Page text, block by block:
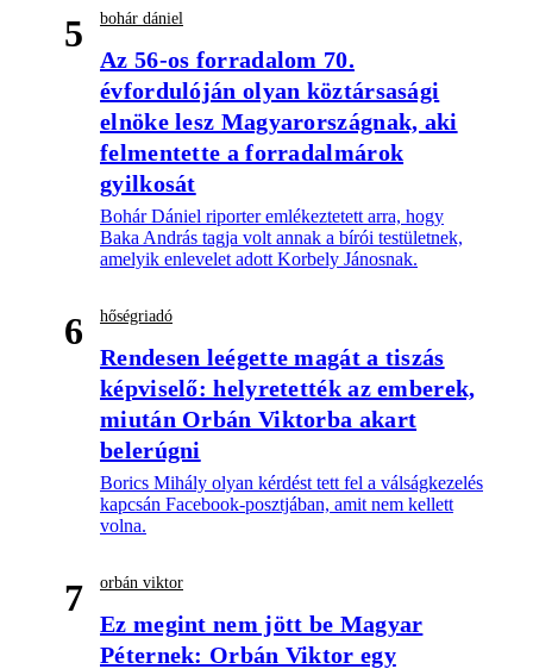
5 bohár dániel
Az 56-os forradalom 70.
évfordulóján olyan köztársasági
elnöke lesz Magyarországnak, aki
felmentette a forradalmárok
gyilkosát
Bohár Dániel riporter emlékeztetett arra, hogy
Baka András tagja volt annak a bírói testületnek,
amelyik enlevelet adott Korbely Jánosnak.
6 hőségriadó
Rendesen leégette magát a tiszás
képviselő: helyretették az emberek,
miután Orbán Viktorba akart
belerúgni
Borics Mihály olyan kérdést tett fel a válságkezelés
kapcsán Facebook-posztjában, amit nem kellett
volna.
7 orbán viktor
Ez megint nem jött be Magyar
Péternek: Orbán Viktor egy